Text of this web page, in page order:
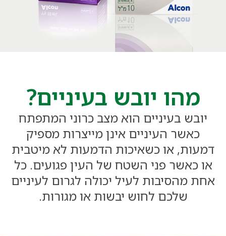
מהו יובש בעיניים?
יובש בעיניים הוא מצב כרוני המתפתח
כאשר העיניים אינן מייצרות מספיק
דמעות, או כשאיכות הדמעות לא מיטבית
או כאשר פני השטח של העין פגועים. כל
אחת מהסיבות לעיל יכולה לגרום לעיניים
שלכם לחוש יבשות או מגורות.